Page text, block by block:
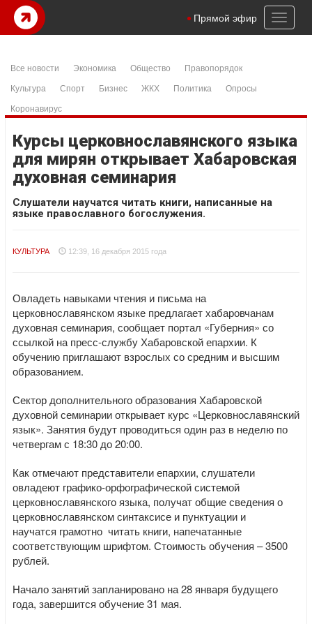
Toggle
Прямой эфир
Все новости Экономика Общество
Правопорядок
Культура
Спорт Бизнес ЖКХ Политика
Опросы
Коронавирус
Курсы церковнославянского языка
для мирян открывает Хабаровская
духовная семинария
Слушатели научатся читать книги, написанные на
языке православного богослужения.
КУЛЬТУРА 12:39, 16 декабря 2015 года
Овладеть навыками чтения и письма на
церковнославянском языке предлагает хабаровчанам
духовная семинария, сообщает портал «Губерния» со
ссылкой на пресс-службу Хабаровской епархии. К
обучению приглашают взрослых со средним и высшим
образованием.
Сектор дополнительного образования Хабаровской
духовной семинарии открывает курс «Церковнославянский
язык». Занятия будут проводиться один раз в неделю по
четвергам с 18:30 до 20:00.
Как отмечают представители епархии, слушатели
овладеют графико-орфографической системой
церковнославянского языка, получат общие сведения о
церковнославянском синтаксисе и пунктуации и
научатся грамотно читать книги, напечатанные
соответствующим шрифтом. Стоимость обучения – 3500
рублей.
Начало занятий запланировано на 28 января будущего
года, завершится обучение 31 мая.